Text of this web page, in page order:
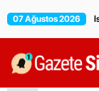
07 Ağustos 2026